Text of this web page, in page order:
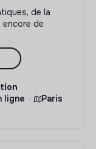
de la
de
ligne
Paris